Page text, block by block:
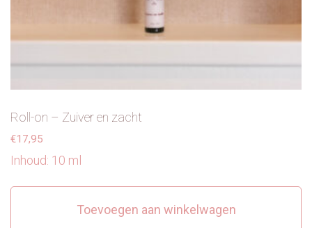
Roll-on – Zuiver en zacht
€17,95
Inhoud: 10 ml
Toevoegen aan winkelwagen